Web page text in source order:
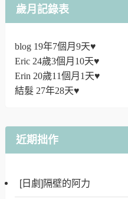
歲月記錄表
blog 19年7個月9天♥
Eric 24歲3個月10天♥
Erin 20歲11個月1天♥
結髮 27年28天♥
近期拙作
[日劇]隔壁的阿力